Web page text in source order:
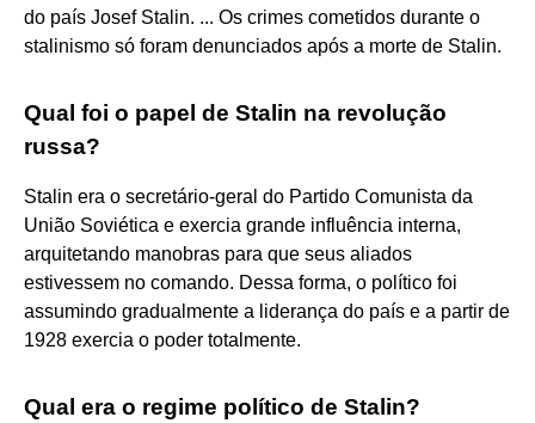
do país Josef Stalin. ... Os crimes cometidos durante o
stalinismo só foram denunciados após a morte de Stalin.
Qual foi o papel de Stalin na revolução
russa?
Stalin era o secretário-geral do Partido Comunista da
União Soviética e exercia grande influência interna,
arquitetando manobras para que seus aliados
estivessem no comando. Dessa forma, o político foi
assumindo gradualmente a liderança do país e a partir de
1928 exercia o poder totalmente.
Qual era o regime político de Stalin?